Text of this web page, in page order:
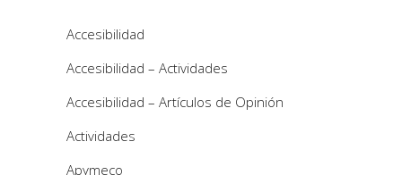
Accesibilidad
Accesibilidad – Actividades
Accesibilidad – Artículos de Opinión
Actividades
Apymeco